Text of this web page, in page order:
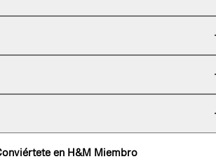
en H&M Miembro